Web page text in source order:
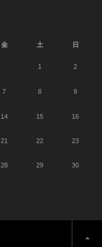
金 土 日
1 2
7 8 9
14 15 16
21 22 23
28 29 30